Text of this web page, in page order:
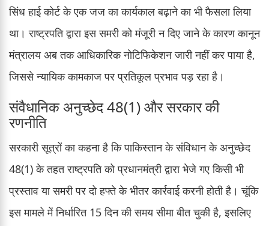
सिंध हाई कोर्ट के एक जज का कार्यकाल बढ़ाने का भी फैसला लिया
था। राष्ट्रपति द्वारा इस समरी को मंजूरी न दिए जाने के कारण कानून
मंत्रालय अब तक आधिकारिक नोटिफिकेशन जारी नहीं कर पाया है,
जिससे न्यायिक कामकाज पर प्रतिकूल प्रभाव पड़ रहा है।
संवैधानिक अनुच्छेद 48(1) और सरकार की
रणनीति
सरकारी सूत्रों का कहना है कि पाकिस्तान के संविधान के अनुच्छेद
48(1) के तहत राष्ट्रपति को प्रधानमंत्री द्वारा भेजे गए किसी भी
प्रस्ताव या समरी पर दो हफ्ते के भीतर कार्रवाई करनी होती है। चूंकि
इस मामले में निर्धारित 15 दिन की समय सीमा बीत चुकी है, इसलिए